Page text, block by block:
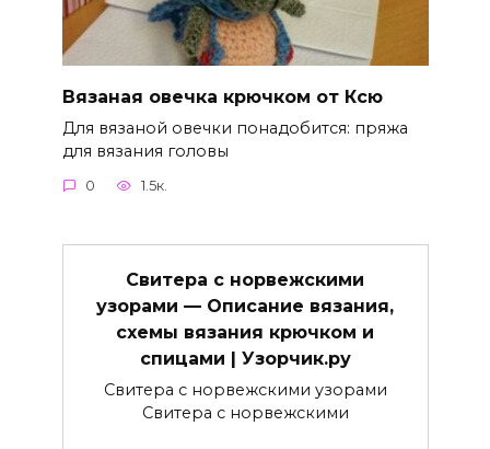
Вязаная овечка крючком от Ксю
Для вязаной овечки понадобится: пряжа
для вязания головы
0 1.5к.
Свитера с норвежскими
узорами — Описание вязания,
схемы вязания крючком и
спицами | Узорчик.ру
Свитера с норвежскими узорами
Свитера с норвежскими